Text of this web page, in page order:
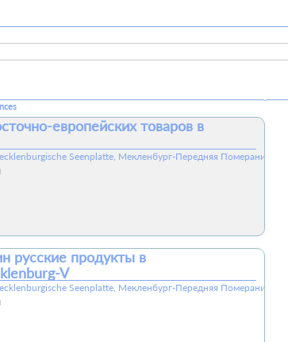
европейских товаров в
Seenplatte, Мекленбург-Передняя Померания, ФРГ
русские продукты в
V
Seenplatte, Мекленбург-Передняя Померания, ФРГ